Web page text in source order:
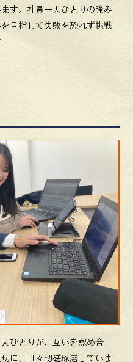
す。社員一人ひとりの強み
目指して失敗を恐れず挑戦
ひとりが、互いを認め合
に、日々切磋琢磨していま